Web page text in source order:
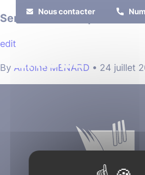
Nous contacter
Services Techniques
edit
By Antoine MENARD • 24 juillet
Cookies management panel